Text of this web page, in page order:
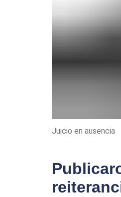
Juicio en ausencia